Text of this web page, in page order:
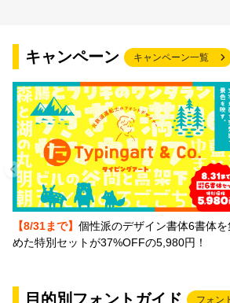
キャンペーン キャンペーン一覧
【8/31まで】 個性派のデザイン書体6書体を
めた特別セットが37%OFFの5,980円！
目的別フォントガイド フォン